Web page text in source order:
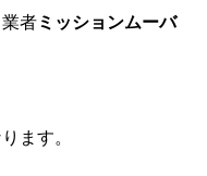
者ミッションムーバ
ます。